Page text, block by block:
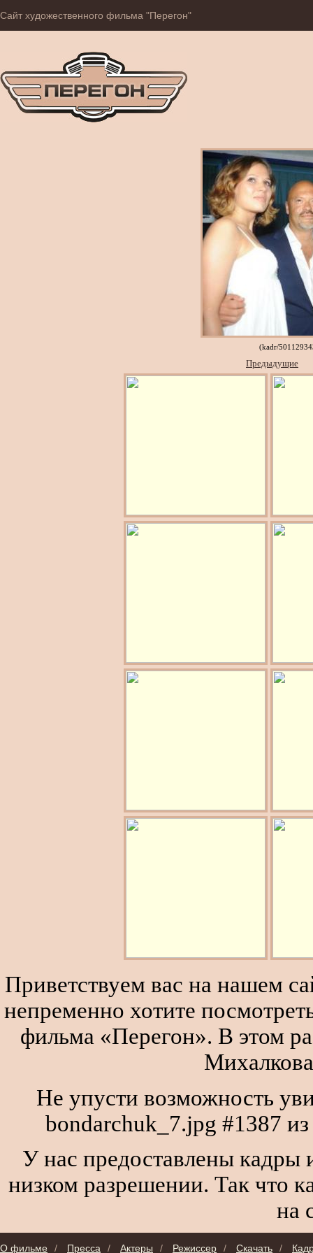
Сайт художественного фильма "Перегон"
(kadr/
Предыдущие
Приветствуем вас на нашем
непременно хотите
фильма «Перегон». В этом
Не упусти возможность
bondarchuk_7.jpg #1387
У нас предоставлены кадры
низком разрешении. Так что
на
О фильме / Пресса / Актеры / Режиссер / Скачать /